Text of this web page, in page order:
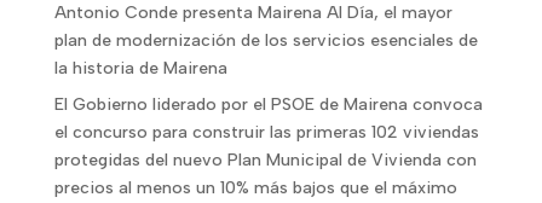
Antonio Conde presenta Mairena Al Día, el mayor
plan de modernización de los servicios esenciales de
la historia de Mairena
El Gobierno liderado por el PSOE de Mairena convoca
el concurso para construir las primeras 102 viviendas
protegidas del nuevo Plan Municipal de Vivienda con
precios al menos un 10% más bajos que el máximo